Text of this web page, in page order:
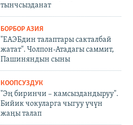
тынчсызданат
БОРБОР АЗИЯ
"ЕАЭБдин талаптары сакталбай
жатат". Чолпон-Атадагы саммит,
Пашиняндын сыны
КООПСУЗДУК
"Эң биринчи – камсыздандыруу".
Бийик чокуларга чыгуу үчүн
жаңы талап